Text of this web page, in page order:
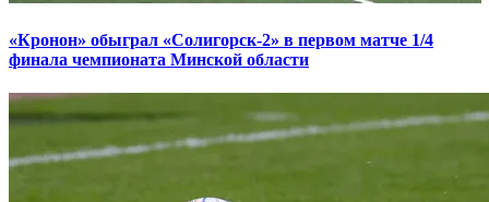
«Кронон» обыграл «Солигорск-2» в первом матче 1/4
финала чемпионата Минской области